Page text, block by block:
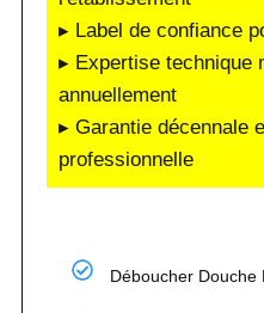
▸ Label de confiance
▸ Expertise technique
annuellement
▸ Garantie décennale
professionnelle
Déboucher Douche